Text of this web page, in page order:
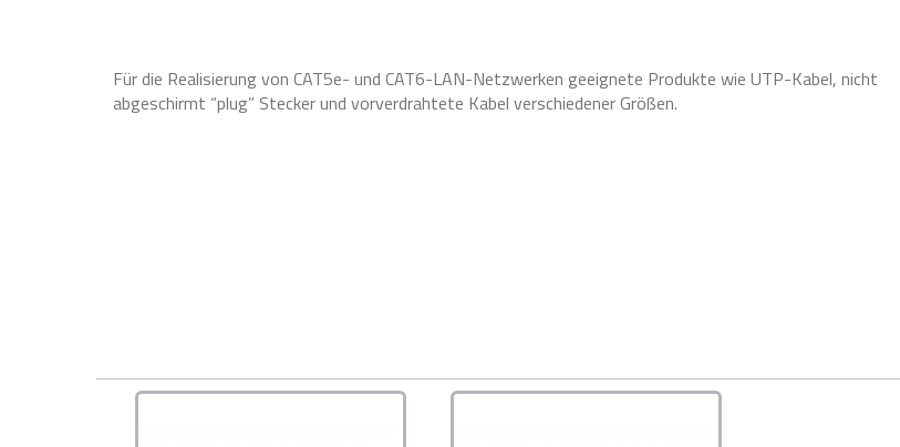
Für die Realisierung von CAT5e- und CAT6-LAN-Netzwerken geeignete Produkte wie UTP-Kabel, nicht
abgeschirmt “plug” Stecker und vorverdrahtete Kabel verschiedener Größen.